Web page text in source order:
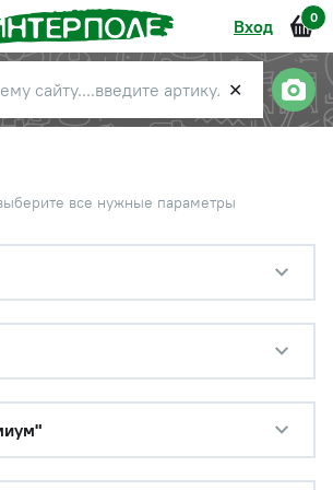
Вход 0
✕
все нужные параметры